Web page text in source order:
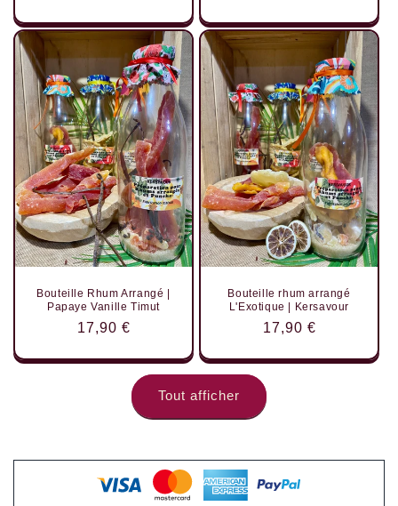
Bouteille Rhum Arrangé |
Papaye Vanille Timut
Prix
17,90 €
Bouteille rhum arrangé
L'Exotique | Kersavour
Prix
17,90 €
Tout afficher